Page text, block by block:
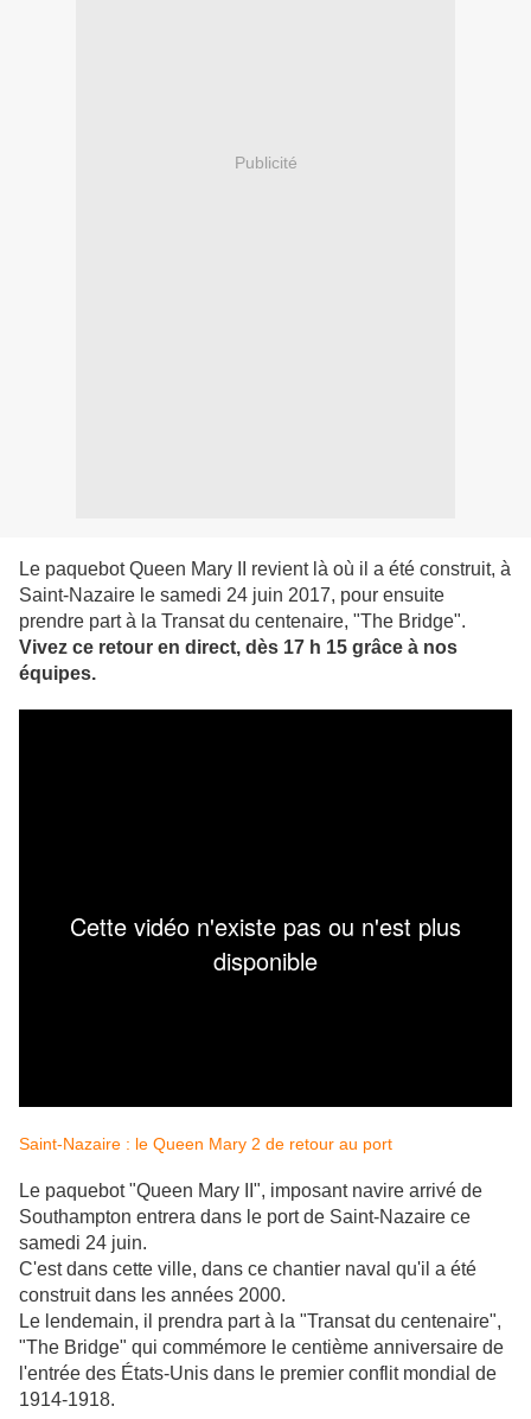
Publicité
Le paquebot Queen Mary II revient là où il a été construit, à
Saint-Nazaire le samedi 24 juin 2017, pour ensuite
prendre part à la Transat du centenaire, "The Bridge".
Vivez ce retour en direct, dès 17 h 15 grâce à nos
équipes.
Saint-Nazaire : le Queen Mary 2 de retour au port
Le paquebot "Queen Mary II", imposant navire arrivé de
Southampton entrera dans le port de Saint-Nazaire ce
samedi 24 juin.
C'est dans cette ville, dans ce chantier naval qu'il a été
construit dans les années 2000.
Le lendemain, il prendra part à la "Transat du centenaire",
"The Bridge" qui commémore le centième anniversaire de
l'entrée des États-Unis dans le premier conflit mondial de
1914-1918.